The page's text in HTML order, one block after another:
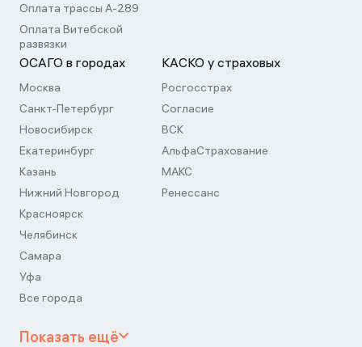
Оплата трассы А-289
Оплата Витебской
развязки
ОСАГО в городах
Москва
Санкт-Петербург
Новосибирск
Екатеринбург
Казань
Нижний Новгород
Красноярск
Челябинск
Самара
Уфа
Все города
КАСКО у страховых
Росгосстрах
Согласие
ВСК
АльфаСтрахование
МАКС
Ренессанс
Показать ещё